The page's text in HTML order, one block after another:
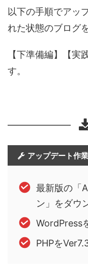
以下の手順でアッ
れた状態のブログ
【下準備編】【実
す。
アップデート作
最新版の「
ン」をダウ
WordPress
PHPを